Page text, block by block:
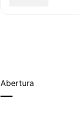
Abertura
—